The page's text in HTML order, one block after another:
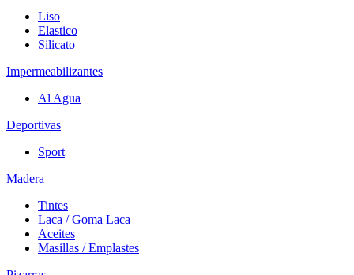
Liso
Elastico
Silicato
Impermeabilizantes
Al Agua
Deportivas
Sport
Madera
Tintes
Laca / Goma Laca
Aceites
Masillas / Emplastes